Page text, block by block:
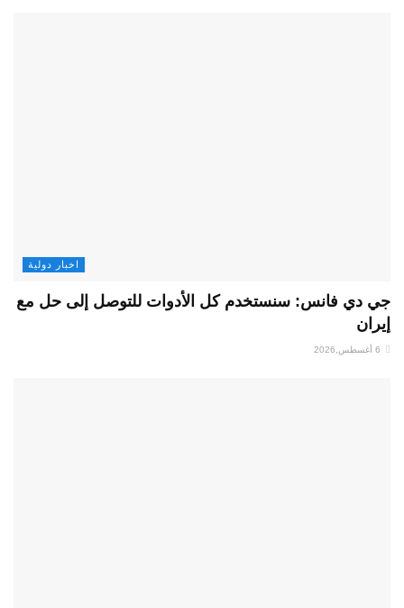
اخبار دولية
جي دي فانس: سنستخدم كل الأدوات للتوصل إلى حل مع
إيران